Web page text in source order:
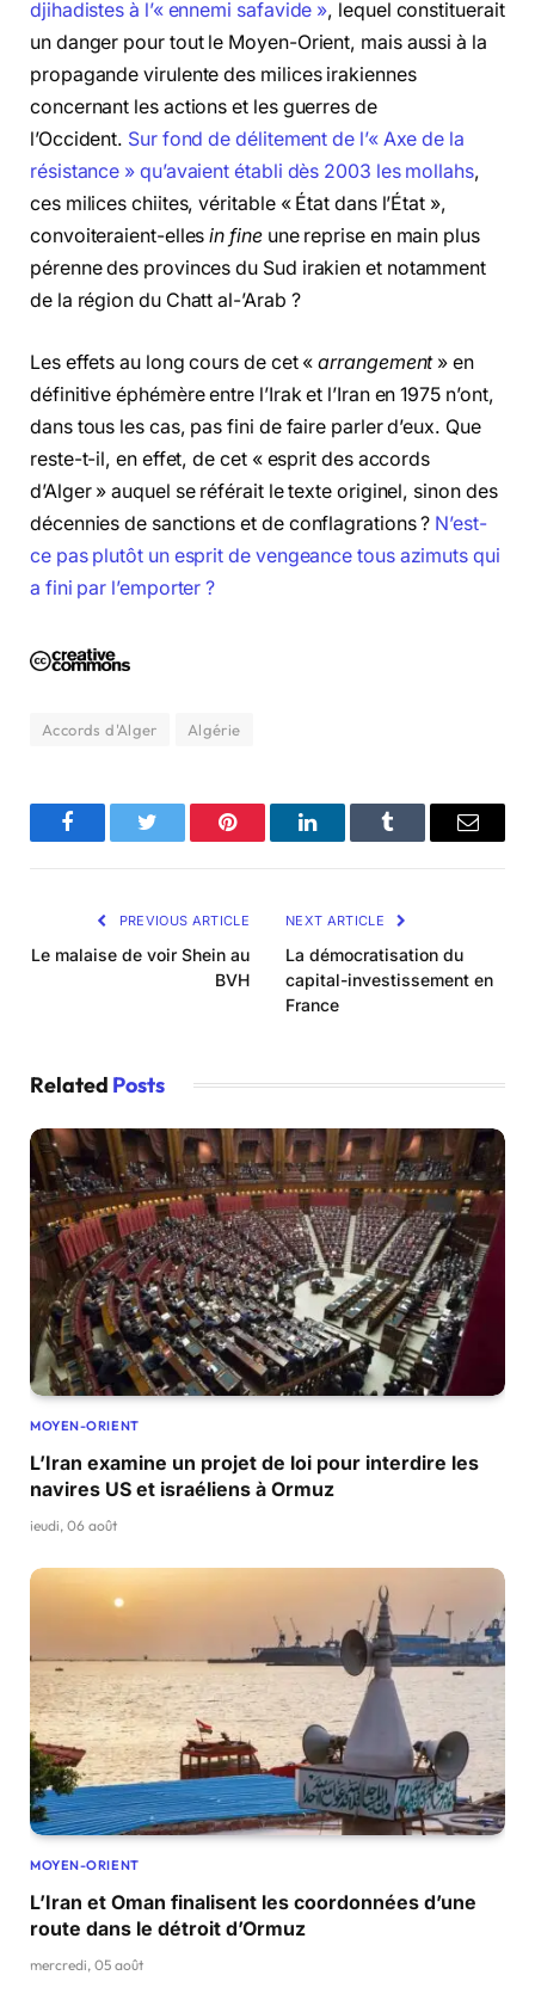
djihadistes à l’« ennemi safavide », lequel constituerait
un danger pour tout le Moyen-Orient, mais aussi à la
propagande virulente des milices irakiennes
concernant les actions et les guerres de
l’Occident. Sur fond de délitement de l’« Axe de la
résistance » qu’avaient établi dès 2003 les mollahs,
ces milices chiites, véritable « État dans l’État »,
convoiteraient-ellesin fineune reprise en main plus
pérenne des provinces du Sud irakien et notamment
de la région du Chatt al-’Arab ?
Les effets au long cours de cet «arrangement» en
définitive éphémère entre l’Irak et l’Iran en 1975 n’ont,
dans tous les cas, pas fini de faire parler d’eux. Que
reste-t-il, en effet, de cet « esprit des accords
d’Alger » auquel se référait le texte originel, sinon des
décennies de sanctions et de conflagrations ? N’est-
ce pas plutôt un esprit de vengeance tous azimuts qui
a fini par l’emporter ?
Accords d'Alger Algérie
FacebookTwitter Pinterest LinkedInTumblr Email
PREVIOUS ARTICLE
Le malaise de voir Shein au
BVH
NEXT ARTICLE
La démocratisation du
capital-investissement en
France
Related Posts
MOYEN-ORIENT
L’Iran examine un projet de loi pour interdire les
navires US et israéliens à Ormuz
jeudi, 06 août
MOYEN-ORIENT
L’Iran et Oman finalisent les coordonnées d’une
route dans le détroit d’Ormuz
mercredi, 05 août